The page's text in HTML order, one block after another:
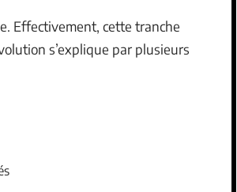
Effectivement, cette tranche
s’explique par plusieurs